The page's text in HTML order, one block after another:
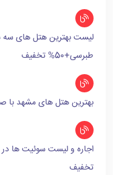
لیست بهترین هتل های سه
طبرسی+50% تخفیف
بهترین هتل های مشهد با صبحانه
تخفیف